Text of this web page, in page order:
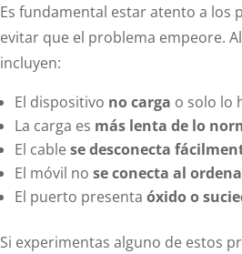
Es fundamental estar atento a los
evitar que el problema empeore.
incluyen:
El dispositivo no carga o solo lo
La carga es más lenta de lo
El cablese desconecta
El móvil nose conecta al
El puerto presentaóxido o
Si experimentas alguno de estos